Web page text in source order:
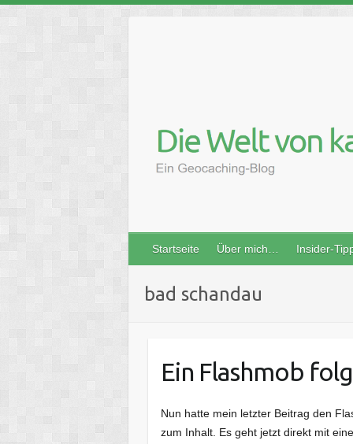
content
Startseite Über mich… Insider-
bad schandau
Ein Flashmob
Nun hatte mein letzter Beitrag den
zum Inhalt. Es geht jetzt direkt mit